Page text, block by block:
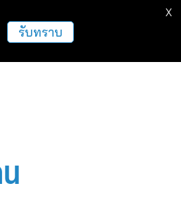
ประชาสัมพันธ์
รับทราบ
X